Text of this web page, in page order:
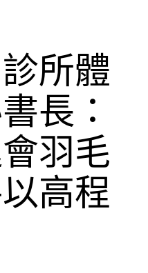
所體
長：
羽毛
高程